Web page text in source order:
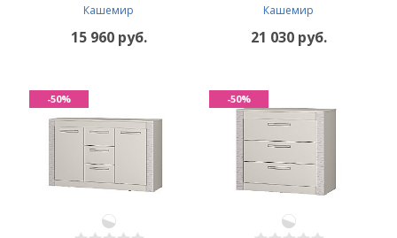
Кашемир
15 960 руб.
Кашемир
21 030 руб.
-50% -50%